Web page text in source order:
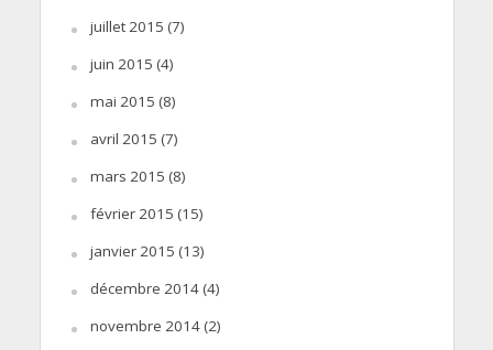
juillet 2015 (7)
juin 2015 (4)
mai 2015 (8)
avril 2015 (7)
mars 2015 (8)
février 2015 (15)
janvier 2015 (13)
décembre 2014(4)
novembre 2014(2)